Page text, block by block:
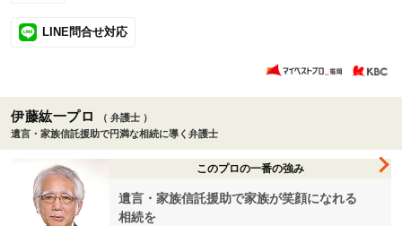
LINE問合せ対応
伊藤紘一プロ
（ 弁護士 ）
遺言・家族信託援助で円満な相続に導く弁護士
このプロの一番の強み
遺言・家族信託援助で家族が笑顔になれる
相続を